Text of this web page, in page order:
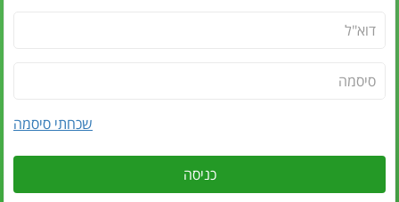
שכחתי סיסמה
כניסה